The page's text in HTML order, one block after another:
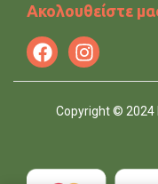
Ακολουθείστε
Copyright © 2024